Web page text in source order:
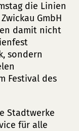
die Linien
GmbH
damit nicht
sondern
Festival des
Stadtwerke
für alle